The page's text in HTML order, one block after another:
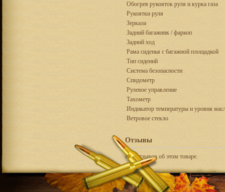
Обогрев рукояток руля и курка газа
Рукоятки руля
Зеркала
Задний багажник / фаркоп
Задний ход
Рама сиденья с багажной площадкой
Тип сидений
Система безопасности
Спидометр
Рулевое управление
Тахометр
Индикатор температуры и уровня
Ветровое стекло
Отзывы
Нет отзывов об этом товаре.